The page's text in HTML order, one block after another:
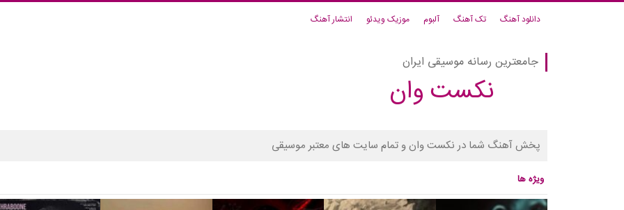
دانلود آهنگ تک آهنگ آلبوم موزیک ویدئو انتشار آهنگ
جامعترین رسانه موسیقی ایران
نکست وان
پخش آهنگ شما در نکست وان و تمام سایت های معتبر موسیقی
ویژه ها